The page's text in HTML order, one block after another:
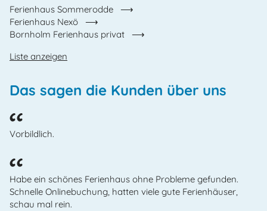
Ferienhaus Sommerodde
Ferienhaus Nexö
Bornholm Ferienhaus privat
Liste anzeigen
Das sagen die Kunden über uns
Vorbildlich.
Habe ein schönes Ferienhaus ohne Probleme gefunden.
Schnelle Onlinebuchung, hatten viele gute Ferienhäuser,
schau mal rein.